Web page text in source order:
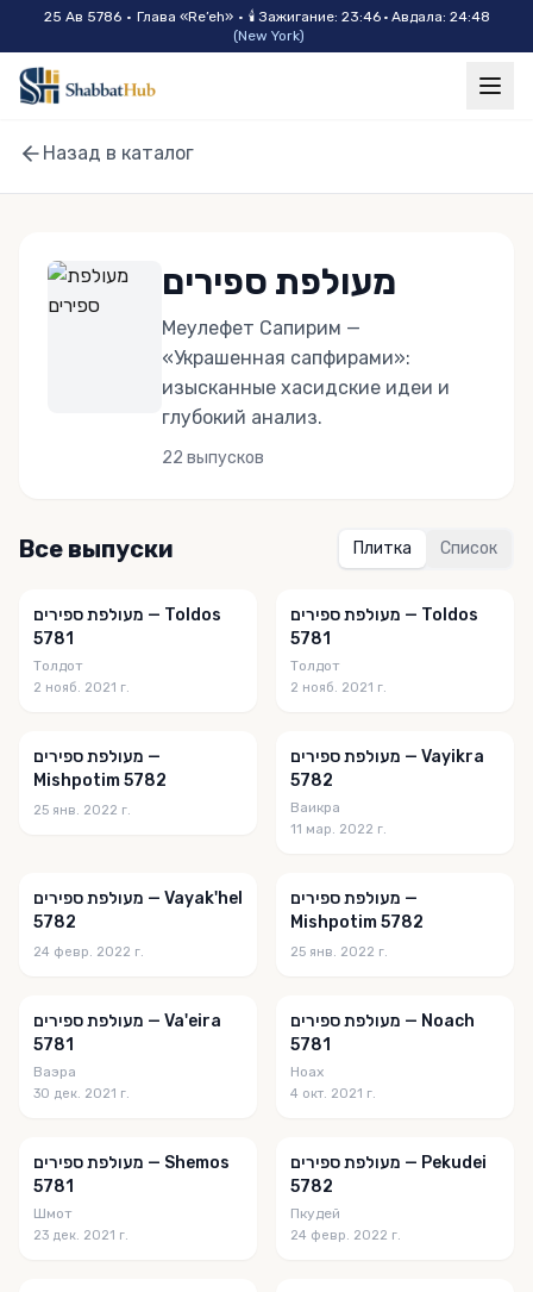
Skip to main content
25 Ав 5786 • Глава «Re’eh» • 🕯 Зажигание: 23:46 · Авдала: 24:48
(New York)
Назад в каталог
מעולפת ספירים
Меулефет Сапирим —
«Украшенная сапфирами»:
изысканные хасидские идеи и
глубокий анализ.
22 выпусков
Все выпуски Плитка Список
מעולפת ספירים — Toldos
5781
Толдот
2 нояб. 2021 г.
מעולפת ספירים — Toldos
5781
Толдот
2 нояб. 2021 г.
מעולפת ספירים —
Mishpotim 5782
25 янв. 2022 г.
מעולפת ספירים — Vayikra
5782
Ваикра
11 мар. 2022 г.
מעולפת ספירים — Vayak'hel
5782
24 февр. 2022 г.
מעולפת ספירים —
Mishpotim 5782
25 янв. 2022 г.
מעולפת ספירים — Va'eira
5781
Ваэра
30 дек. 2021 г.
מעולפת ספירים — Noach
5781
Ноах
4 окт. 2021 г.
מעולפת ספירים — Shemos
5781
Шмот
23 дек. 2021 г.
מעולפת ספירים — Pekudei
5782
Пкудей
24 февр. 2022 г.